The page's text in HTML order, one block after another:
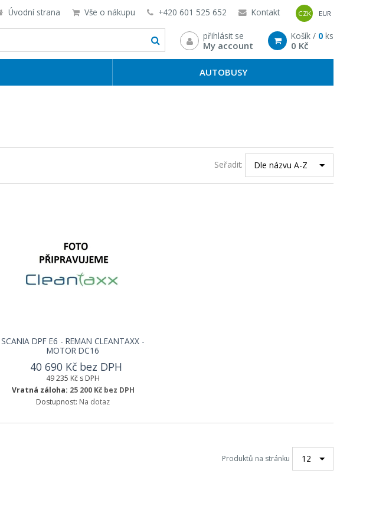
CZK EUR
Úvodní strana Vše o nákupu +420 601 525 652 Kontakt
přihlásit se
My account
Košík / 0 ks
0 Kč
AUTOBUSY
Seřadit: Dle názvu A-Z
SCANIA DPF E6 - REMAN CLEANTAXX -
MOTOR DC16
40 690 Kč bez DPH
49 235 Kč s DPH
Vratná záloha: 25 200 Kč bez DPH
Dostupnost: Na dotaz
Produktů na stránku 12